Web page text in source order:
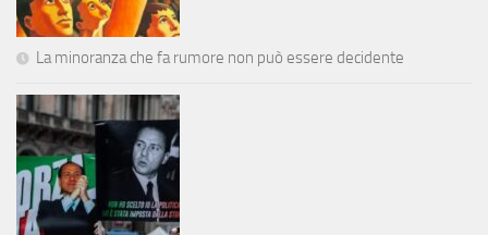
La minoranza che fa rumore non può essere decidente